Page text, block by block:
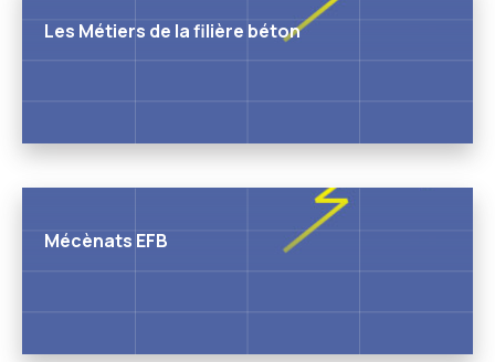
Les Métiers de la filière béton
Mécènats EFB